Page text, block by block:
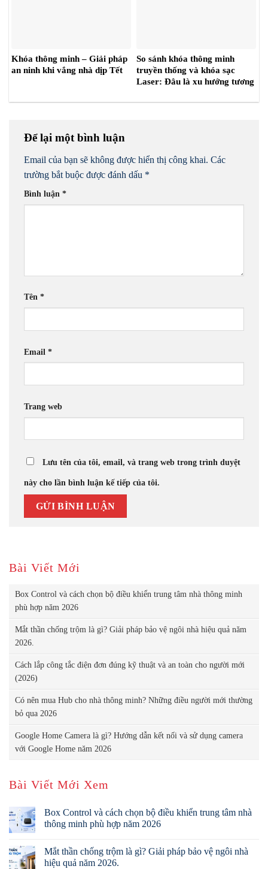
Khóa thông minh – Giải pháp
an ninh khi vắng nhà dịp Tết
So sánh khóa thông minh
truyền thống và khóa sạc
Laser: Đâu là xu hướng tương
Để lại một bình luận
Email của bạn sẽ không được hiển thị công khai. Các
trường bắt buộc được đánh dấu *
Bình luận *
Tên *
Email *
Trang web
Lưu tên của tôi, email, và trang web trong trình duyệt
này cho lần bình luận kế tiếp của tôi.
Bài Viết Mới
Box Control và cách chọn bộ điều khiển trung tâm nhà thông minh
phù hợp năm 2026
Mắt thần chống trộm là gì? Giải pháp bảo vệ ngôi nhà hiệu quả năm
2026.
Cách lắp công tắc điện đơn đúng kỹ thuật và an toàn cho người mới
(2026)
Có nên mua Hub cho nhà thông minh? Những điều người mới thường
bỏ qua 2026
Google Home Camera là gì? Hướng dẫn kết nối và sử dụng camera
với Google Home năm 2026
Bài Viết Mới Xem
Box Control và cách chọn bộ điều khiển trung tâm nhà
thông minh phù hợp năm 2026
Mắt thần chống trộm là gì? Giải pháp bảo vệ ngôi nhà
hiệu quả năm 2026.